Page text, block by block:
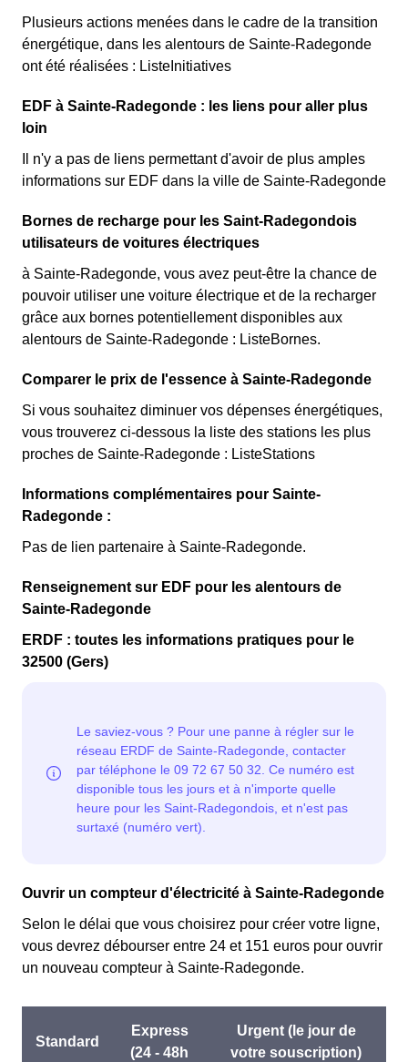
Plusieurs actions menées dans le cadre de la transition
énergétique, dans les alentours de Sainte-Radegonde
ont été réalisées : ListeInitiatives
EDF à Sainte-Radegonde : les liens pour aller plus
loin
Il n'y a pas de liens permettant d'avoir de plus amples
informations sur EDF dans la ville de Sainte-Radegonde
Bornes de recharge pour les Saint-Radegondois
utilisateurs de voitures électriques
à Sainte-Radegonde, vous avez peut-être la chance de
pouvoir utiliser une voiture électrique et de la recharger
grâce aux bornes potentiellement disponibles aux
alentours de Sainte-Radegonde : ListeBornes.
Comparer le prix de l'essence à Sainte-Radegonde
Si vous souhaitez diminuer vos dépenses énergétiques,
vous trouverez ci-dessous la liste des stations les plus
proches de Sainte-Radegonde : ListeStations
Informations complémentaires pour Sainte-
Radegonde :
Pas de lien partenaire à Sainte-Radegonde.
Renseignement sur EDF pour les alentours de
Sainte-Radegonde
ERDF : toutes les informations pratiques pour le
32500 (Gers)
Ouvrir un compteur d'électricité à Sainte-Radegonde
Selon le délai que vous choisirez pour créer votre ligne,
vous devrez débourser entre 24 et 151 euros pour ouvrir
un nouveau compteur à Sainte-Radegonde.